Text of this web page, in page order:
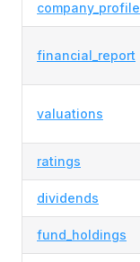
company_profile
financial_report
valuations
ratings
dividends
fund_holdings